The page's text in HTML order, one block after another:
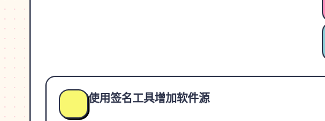
使用签名工具增加软件源